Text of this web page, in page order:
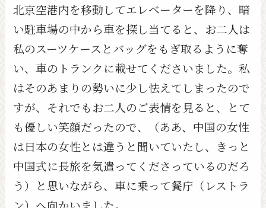
北京空港内を移動してエレベーターを降り、暗
い駐車場の中から車を探し当てると、お二人は
私のスーツケースとバッグをもぎ取るように奪
い、車のトランクに載せてくださいました。私
はそのあまりの勢いに少し怯えてしまったので
すが、それでもお二人のご表情を見ると、とて
も優しい笑顔だったので、（ああ、中国の女性
は日本の女性とは違うと聞いていたし、きっと
中国式に長旅を気遣ってくださっているのだろ
う）と思いながら、車に乗って餐庁（レストラ
ン）へ向かいました。